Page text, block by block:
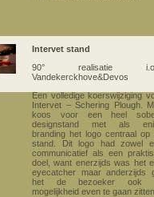
Intervet stand
90° realisatie
Vandekerckhove&Devos
Een volledige koerswijziging
Intervet – Schering Plough.
koos voor een heel
designstand met als
branding het logo centraal op
stand. Dit logo had zowel
communicatief als een
doel, want enerzijds was het
eyecatcher maar anderzijds
het de bezoeker ook
mogelijkheid even te gaan